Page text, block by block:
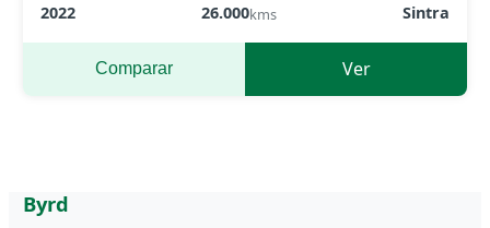
2022 26.000kms Sintra
Comparar Ver
Byrd